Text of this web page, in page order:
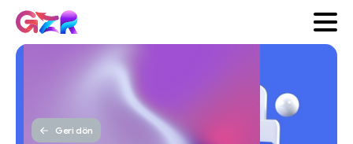
Geri dön